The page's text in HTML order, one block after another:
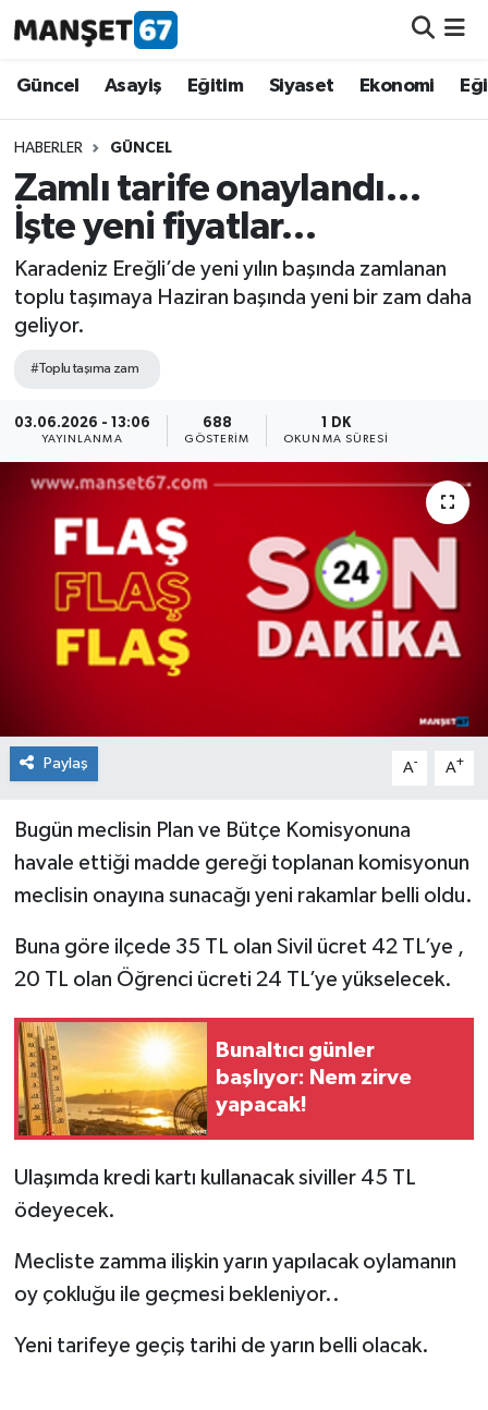
Güncel Asayiş Eğitim Siyaset Ekonomi
HABERLER GÜNCEL
Zamlı tarife onaylandı…
İşte yeni fiyatlar…
Karadeniz Ereğli’de yeni yılın başında zamlanan
toplu taşımaya Haziran başında yeni bir zam daha
geliyor.
#Toplu taşıma zam
03.06.2026 - 13:06
YAYINLANMA
688
GÖSTERIM
1 DK
OKUNMA SÜRESI
Paylaş A- A+
Bugün meclisin Plan ve Bütçe Komisyonuna
havale ettiği madde gereği toplanan komisyonun
meclisin onayına sunacağı yeni rakamlar belli oldu.
Buna göre ilçede 35 TL olan Sivil ücret 42 TL’ye ,
20 TL olan Öğrenci ücreti 24 TL’ye yükselecek.
Bunaltıcı günler
başlıyor: Nem zirve
yapacak!
Ulaşımda kredi kartı kullanacak siviller 45 TL
ödeyecek.
Mecliste zamma ilişkin yarın yapılacak oylamanın
oy çokluğu ile geçmesi bekleniyor..
Yeni tarifeye geçiş tarihi de yarın belli olacak.
Güncel
Asayiş
Siyaset
Spor
Eğitim
Ekonomi
Kültür-Sanat
Medya
Mizah
Röportaj